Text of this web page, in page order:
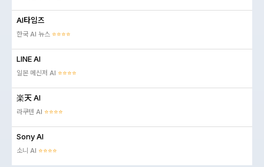
AI타임즈
한국 AI 뉴스 ⭐⭐⭐⭐
LINE AI
일본 메신저 AI ⭐⭐⭐⭐
楽天 AI
라쿠텐 AI ⭐⭐⭐⭐
Sony AI
소니 AI ⭐⭐⭐⭐